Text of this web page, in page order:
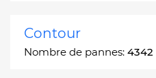
Contour
Nombre de pannes: 4342